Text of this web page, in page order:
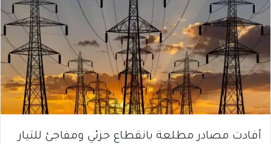
أفادت مصادر مطلعة بانقطاع جزئي ومفاجئ للتيار